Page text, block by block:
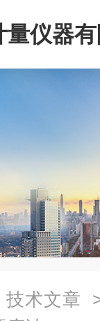
量仪器
技术文章